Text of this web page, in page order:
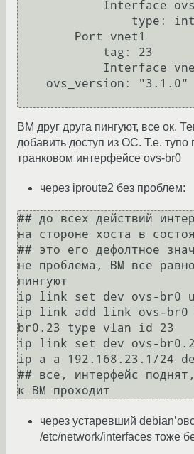
ВМ друг друга пингуют, все ок.
добавить доступ из ОС. Т.е. тупо
транковом интерфейсе ovs-br0
через iproute2 без проблем:
## до всех действий
на стороне хоста в
## это его дефолтное
не проблема, ВМ все
пингуют
ip link set dev ovs-br0
ip link add link ovs-br0
br0.23 type vlan id 23
ip link set dev ovs-
ip a a 192.168.23.1/24
## все, интерфейс
через устаревший
/etc/network/interfaces тоже